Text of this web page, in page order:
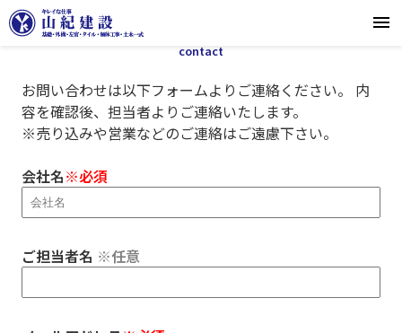
contact
お問い合わせは以下フォームよりご連絡ください。 内
容を確認後、担当者よりご連絡いたします。
※売り込みや営業などのご連絡はご遠慮下さい。
会社名※必須
ご担当者名 ※任意